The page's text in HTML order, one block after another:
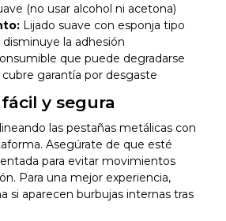
(no usar alcohol ni acetona)
Lijado suave con esponja tipo
la adhesión
que puede degradarse
garantía por desgaste
y segura
las pestañas metálicas con
Asegúrate de que esté
para evitar movimientos
Para una mejor experiencia,
si aparecen burbujas internas tras